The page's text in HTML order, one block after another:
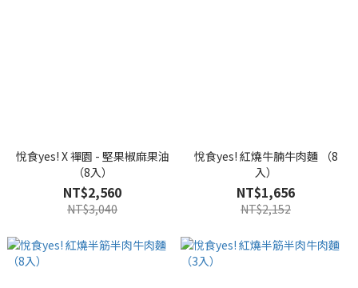
悅食yes! X 禪園 - 堅果椒麻果油
（8入）
NT$2,560
NT$3,040
悅食yes! 紅燒牛腩牛肉麵 （8
入）
NT$1,656
NT$2,152